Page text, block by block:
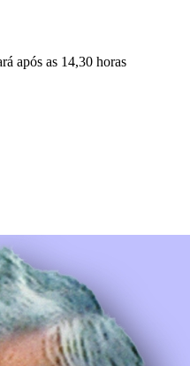
após as 14,30 horas